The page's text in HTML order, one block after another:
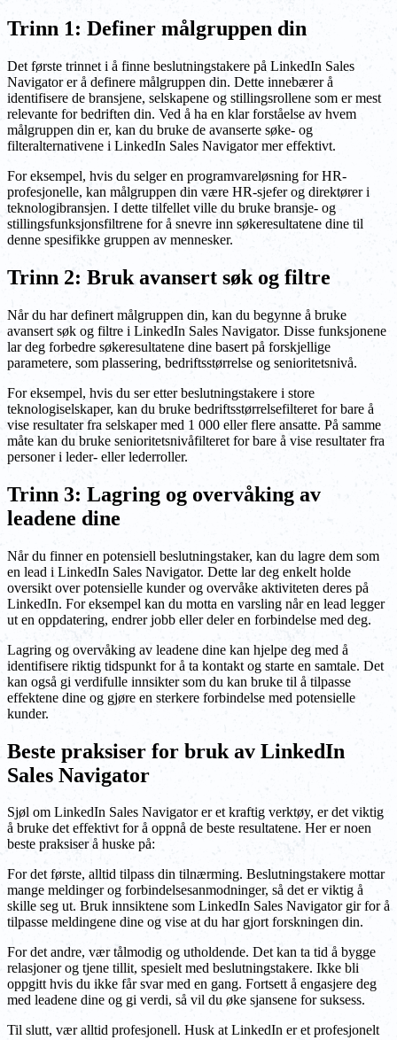
Trinn 1: Definer målgruppen din
Det første trinnet i å finne beslutningstakere på LinkedIn Sales
Navigator er å definere målgruppen din. Dette innebærer å
identifisere de bransjene, selskapene og stillingsrollene som er mest
relevante for bedriften din. Ved å ha en klar forståelse av hvem
målgruppen din er, kan du bruke de avanserte søke- og
filteralternativene i LinkedIn Sales Navigator mer effektivt.
For eksempel, hvis du selger en programvareløsning for HR-
profesjonelle, kan målgruppen din være HR-sjefer og direktører i
teknologibransjen. I dette tilfellet ville du bruke bransje- og
stillingsfunksjonsfiltrene for å snevre inn søkeresultatene dine til
denne spesifikke gruppen av mennesker.
Trinn 2: Bruk avansert søk og filtre
Når du har definert målgruppen din, kan du begynne å bruke
avansert søk og filtre i LinkedIn Sales Navigator. Disse funksjonene
lar deg forbedre søkeresultatene dine basert på forskjellige
parametere, som plassering, bedriftsstørrelse og senioritetsnivå.
For eksempel, hvis du ser etter beslutningstakere i store
teknologiselskaper, kan du bruke bedriftsstørrelsefilteret for bare å
vise resultater fra selskaper med 1 000 eller flere ansatte. På samme
måte kan du bruke senioritetsnivåfilteret for bare å vise resultater fra
personer i leder- eller lederroller.
Trinn 3: Lagring og overvåking av
leadene dine
Når du finner en potensiell beslutningstaker, kan du lagre dem som
en lead i LinkedIn Sales Navigator. Dette lar deg enkelt holde
oversikt over potensielle kunder og overvåke aktiviteten deres på
LinkedIn. For eksempel kan du motta en varsling når en lead legger
ut en oppdatering, endrer jobb eller deler en forbindelse med deg.
Lagring og overvåking av leadene dine kan hjelpe deg med å
identifisere riktig tidspunkt for å ta kontakt og starte en samtale. Det
kan også gi verdifulle innsikter som du kan bruke til å tilpasse
effektene dine og gjøre en sterkere forbindelse med potensielle
kunder.
Beste praksiser for bruk av LinkedIn
Sales Navigator
Sjøl om LinkedIn Sales Navigator er et kraftig verktøy, er det viktig
å bruke det effektivt for å oppnå de beste resultatene. Her er noen
beste praksiser å huske på:
For det første, alltid tilpass din tilnærming. Beslutningstakere mottar
mange meldinger og forbindelsesanmodninger, så det er viktig å
skille seg ut. Bruk innsiktene som LinkedIn Sales Navigator gir for å
tilpasse meldingene dine og vise at du har gjort forskningen din.
For det andre, vær tålmodig og utholdende. Det kan ta tid å bygge
relasjoner og tjene tillit, spesielt med beslutningstakere. Ikke bli
oppgitt hvis du ikke får svar med en gang. Fortsett å engasjere deg
med leadene dine og gi verdi, så vil du øke sjansene for suksess.
Til slutt, vær alltid profesjonell. Husk at LinkedIn er et profesjonelt